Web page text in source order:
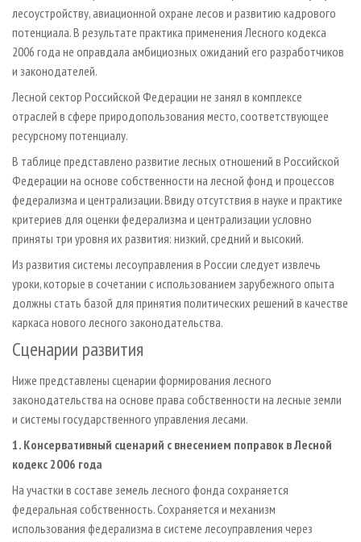
лесоустройству, авиационной охране лесов и развитию кадрового
потенциала. В результате практика применения Лесного кодекса
2006 года не оправдала амбициозных ожиданий его разработчиков
и законодателей.
Лесной сектор Российской Федерации не занял в комплексе
отраслей в сфере природопользования место, соответствующее
ресурсному потенциалу.
В таблице представлено развитие лесных отношений в Российской
Федерации на основе собственности на лесной фонд и процессов
федерализма и централизации. Ввиду отсутствия в науке и практике
критериев для оценки федерализма и централизации условно
приняты три уровня их развития: низкий, средний и высокий.
Из развития системы лесоуправления в России следует извлечь
уроки, которые в сочетании с использованием зарубежного опыта
должны стать базой для принятия политических решений в качестве
каркаса нового лесного законодательства.
Сценарии развития
Ниже представлены сценарии формирования лесного
законодательства на основе права собственности на лесные земли
и системы государственного управления лесами.
1. Консервативный сценарий с внесением поправок в Лесной
кодекс 2006 года
На участки в составе земель лесного фонда сохраняется
федеральная собственность. Сохраняется и механизм
использования федерализма в системе лесоуправления через